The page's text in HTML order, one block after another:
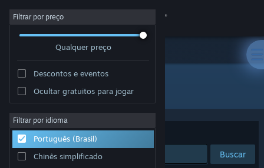
Iniciar sessão
Sobre
Suporte
Filtrar por preço
Qualquer preço
Descontos e eventos
Ocultar gratuitos para jogar
Filtrar por idioma
Português (Brasil)
Chinês simplificado
Todos os produtos
Ordenar por Relevância
Buscar